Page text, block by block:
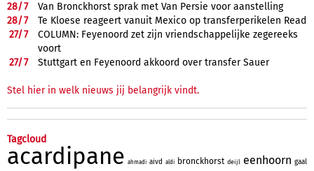
28/7
Van Bronckhorst sprak met Van Persie voor aanstelling
28/7
Te Kloese reageert vanuit Mexico op transferperikelen Read
27/7
COLUMN: Feyenoord zet zijn vriendschappelijke zegereeks
voort
27/7 Stuttgart en Feyenoord akkoord over transfer Sauer
Stel hier in welk nieuws jij belangrijk vindt.
Tagcloud
acardipane ahmadi aivd aldi bronckhorst deijl eenhoorn gaal